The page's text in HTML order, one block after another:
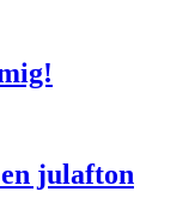
julafton